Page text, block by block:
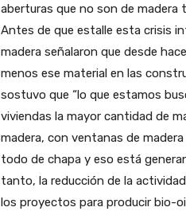
aberturas que no son de madera
Antes de que estalle esta crisis
madera señalaron que desde
menos ese material en las
sostuvo que “lo que estamos
viviendas la mayor cantidad de
madera, con ventanas de
todo de chapa y eso está
tanto, la reducción de la
los proyectos para producir bio-